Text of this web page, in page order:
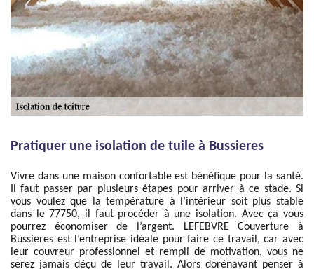
Pratiquer une isolation de tuile à Bussieres
Vivre dans une maison confortable est bénéfique pour la santé.
Il faut passer par plusieurs étapes pour arriver à ce stade. Si
vous voulez que la température à l’intérieur soit plus stable
dans le 77750, il faut procéder à une isolation. Avec ça vous
pourrez économiser de l’argent. LEFEBVRE Couverture à
Bussieres est l’entreprise idéale pour faire ce travail, car avec
leur couvreur professionnel et rempli de motivation, vous ne
serez jamais déçu de leur travail. Alors dorénavant penser à